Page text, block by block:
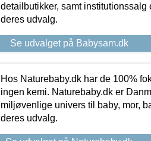
detailbutikker, samt institutionssalg
deres udvalg.
Se udvalget på Babysam.dk
Hos Naturebaby.dk har de 100%
ingen kemi. Naturebaby.dk er
miljøvenlige univers til baby, mor,
deres udvalg.